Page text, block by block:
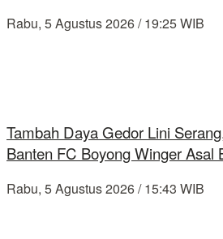
Rabu, 5 Agustus 2026 / 19:25 WIB
Tambah Daya Gedor Lini
Banten FC Boyong Winger Asal
Rabu, 5 Agustus 2026 / 15:43 WIB